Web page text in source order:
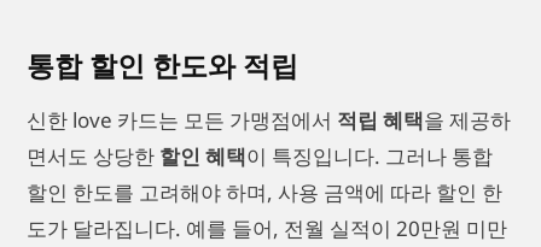
통합 할인 한도와 적립
신한 love 카드는 모든 가맹점에서 적립 혜택을 제공하
면서도 상당한 할인 혜택이 특징입니다. 그러나 통합
할인 한도를 고려해야 하며, 사용 금액에 따라 할인 한
도가 달라집니다. 예를 들어, 전월 실적이 20만원 미만